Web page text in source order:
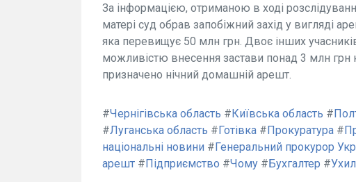
За інформацією, отриманою в ході
матері суд обрав запобіжний захід у вигляді
яка перевищує 50 млн грн. Двоє інших
можливістю внесення застави понад 3 млн
призначено нічний домашній арешт.
#Чернігівська область #Київська область #
#Луганська область #Готівка #Прокуратура #
національні новини #Генеральний прокурор
арешт #Підприємство #Чому #Бухгалтер #